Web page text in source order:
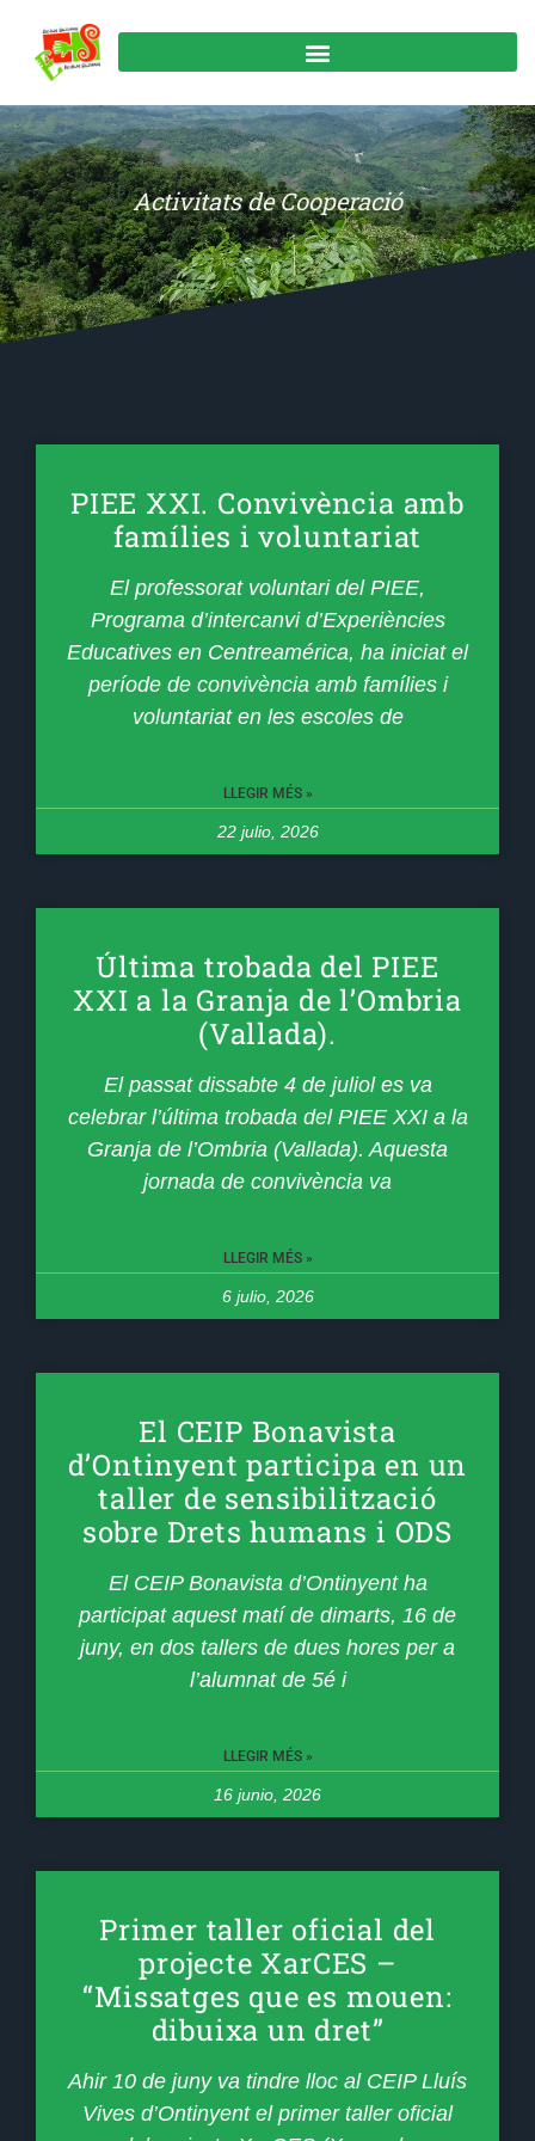
Activitats de Cooperació
PIEE XXI. Convivència amb
famílies i voluntariat
El professorat voluntari del PIEE,
Programa d’intercanvi d’Experiències
Educatives en Centreamérica, ha iniciat el
període de convivència amb famílies i
voluntariat en les escoles de
LLEGIR MÉS »
22 julio, 2026
Última trobada del PIEE
XXI a la Granja de l’Ombria
(Vallada).
El passat dissabte 4 de juliol es va
celebrar l’última trobada del PIEE XXI a la
Granja de l’Ombria (Vallada). Aquesta
jornada de convivència va
LLEGIR MÉS »
6 julio, 2026
El CEIP Bonavista
d’Ontinyent participa en un
taller de sensibilització
sobre Drets humans i ODS
El CEIP Bonavista d’Ontinyent ha
participat aquest matí de dimarts, 16 de
juny, en dos tallers de dues hores per a
l’alumnat de 5é i
LLEGIR MÉS »
16 junio, 2026
Primer taller oficial del
projecte XarCES –
“Missatges que es mouen:
dibuixa un dret”
Ahir 10 de juny va tindre lloc al CEIP Lluís
Vives d’Ontinyent el primer taller oficial